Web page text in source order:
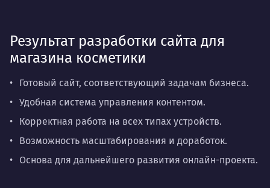
Результат разработки сайта для
магазина косметики
Готовый сайт, соответствующий задачам бизнеса.
Удобная система управления контентом.
Корректная работа на всех типах устройств.
Возможность масштабирования и доработок.
Основа для дальнейшего развития онлайн-проекта.